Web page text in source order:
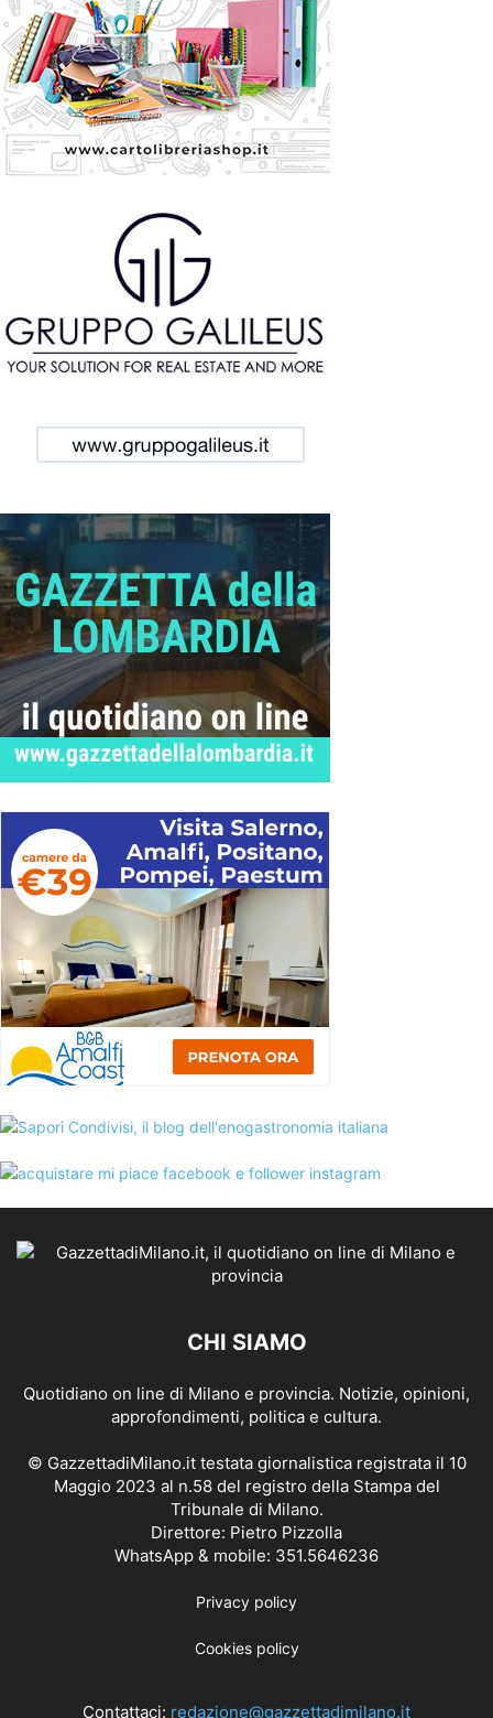
CHI SIAMO
Quotidiano on line di Milano e provincia. Notizie, opinioni,
approfondimenti, politica e cultura.
© GazzettadiMilano.it testata giornalistica registrata il 10
Maggio 2023 al n.58 del registro della Stampa del
Tribunale di Milano.
Direttore: Pietro Pizzolla
WhatsApp & mobile: 351.5646236
Privacy policy
Cookies policy
Contattaci: redazione@gazzettadimilano.it